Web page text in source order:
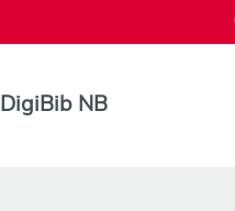
DigiBib NB